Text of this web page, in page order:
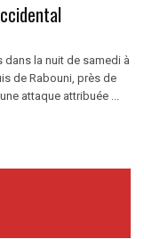
dans la nuit de samedi à
de Rabouni, près de
attaque attribuée ...